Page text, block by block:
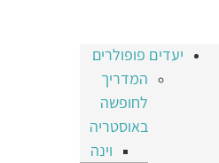
יעדים פופולרים
המדריך
לחופשה
באוסטריה
וינה